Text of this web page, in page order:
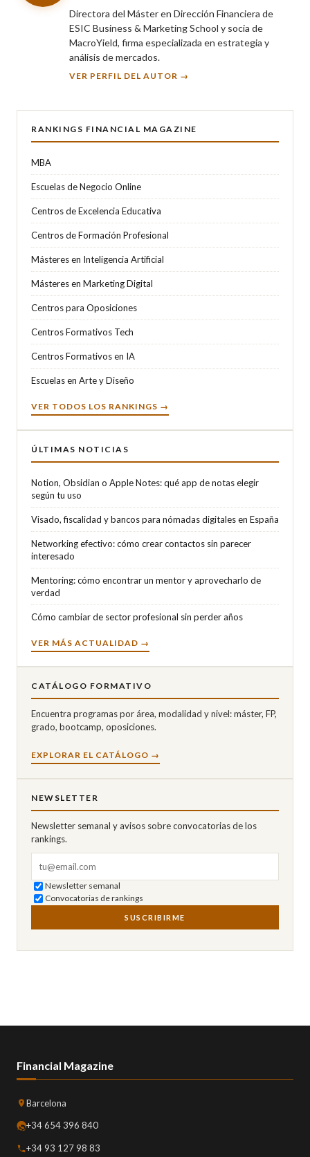
Directora del Máster en Dirección Financiera de
ESIC Business & Marketing School y socia de
MacroYield, firma especializada en estrategia y
análisis de mercados.
VER PERFIL DEL AUTOR →
RANKINGS FINANCIAL MAGAZINE
MBA
Escuelas de Negocio Online
Centros de Excelencia Educativa
Centros de Formación Profesional
Másteres en Inteligencia Artificial
Másteres en Marketing Digital
Centros para Oposiciones
Centros Formativos Tech
Centros Formativos en IA
Escuelas en Arte y Diseño
VER TODOS LOS RANKINGS →
ÚLTIMAS NOTICIAS
Notion, Obsidian o Apple Notes: qué app de notas elegir
según tu uso
Visado, fiscalidad y bancos para nómadas digitales en España
Networking efectivo: cómo crear contactos sin parecer
interesado
Mentoring: cómo encontrar un mentor y aprovecharlo de
verdad
Cómo cambiar de sector profesional sin perder años
VER MÁS ACTUALIDAD →
CATÁLOGO FORMATIVO
Encuentra programas por área, modalidad y nivel: máster, FP,
grado, bootcamp, oposiciones.
EXPLORAR EL CATÁLOGO →
NEWSLETTER
Newsletter semanal y avisos sobre convocatorias de los
rankings.
Newsletter semanal
Convocatorias de rankings
SUSCRIBIRME
Financial Magazine
Barcelona
+34 654 396 840
+34 93 127 98 83